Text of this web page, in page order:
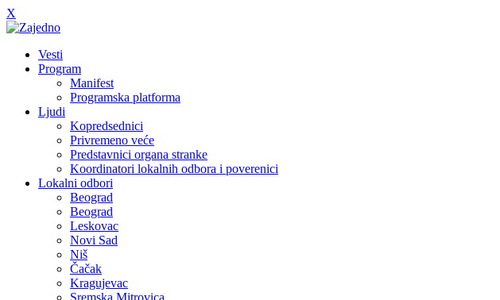
X
Vesti
Program
Manifest
Programska platforma
Ljudi
Kopredsednici
Privremeno veće
Predstavnici organa stranke
Koordinatori lokalnih odbora i poverenici
Lokalni odbori
Beograd
Beograd
Leskovac
Novi Sad
Niš
Čačak
Kragujevac
Sremska Mitrovica